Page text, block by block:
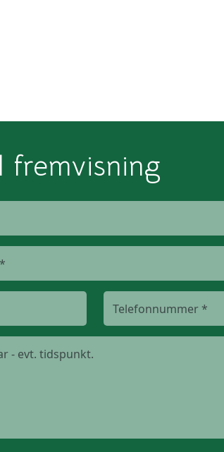
fremvisning